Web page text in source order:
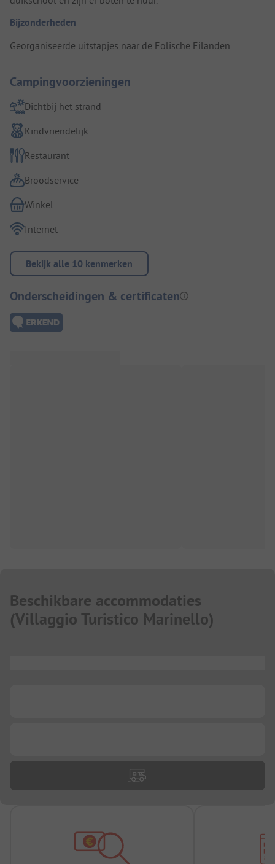
Bijzonderheden
Georganiseerde uitstapjes naar de Eolische Eilanden.
Campingvoorzieningen
Dichtbij het strand
Kindvriendelijk
Restaurant
Broodservice
Winkel
Internet
Bekijk alle 10 kenmerken
Onderscheidingen & certificaten
Beschikbare accommodaties
(Villaggio Turistico Marinello)